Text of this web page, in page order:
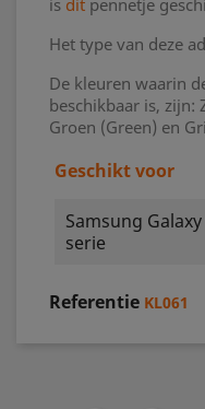
is dit pennetje
Het type van deze
De kleuren waarin
beschikbaar is, zijn:
Groen (Green) en
Geschikt voor
Samsung Galaxy
serie
Referentie KL061